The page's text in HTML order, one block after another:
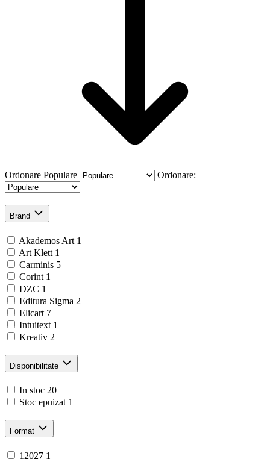
Ordonare Populare Ordonare:
Brand
Akademos Art 1
Art Klett 1
Carminis 5
Corint 1
DZC 1
Editura Sigma 2
Elicart 7
Intuitext 1
Kreativ 2
Disponibilitate
In stoc 20
Stoc epuizat 1
Format
12027 1